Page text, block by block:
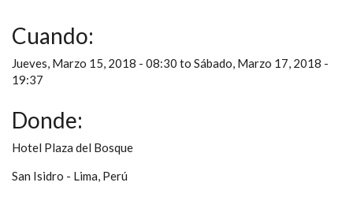
Cuando:
Jueves, Marzo 15, 2018 - 08:30 to Sábado, Marzo 17, 2018 -
19:37
Donde:
Hotel Plaza del Bosque
San Isidro - Lima, Perú